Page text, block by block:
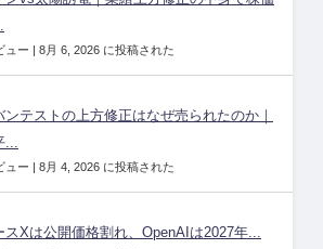
ュー | 8月 6, 2026 に投稿された
ンテストの上方修正はなぜ売られたのか｜
...
ュー | 8月 4, 2026 に投稿された
スXは公開価格割れ、OpenAIは2027年...